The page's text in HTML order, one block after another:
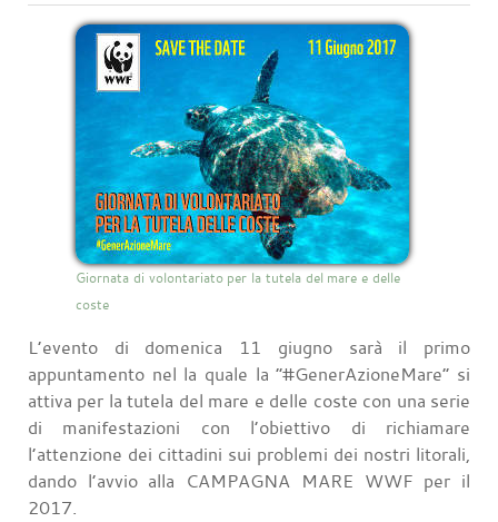
Giornata di volontariato per la tutela del mare e delle
coste
L’evento di domenica 11 giugno sarà il primo
appuntamento nel la quale la “#GenerAzioneMare” si
attiva per la tutela del mare e delle coste con una serie
di manifestazioni con l’obiettivo di richiamare
l’attenzione dei cittadini sui problemi dei nostri litorali,
dando l’avvio alla CAMPAGNA MARE WWF per il
2017.